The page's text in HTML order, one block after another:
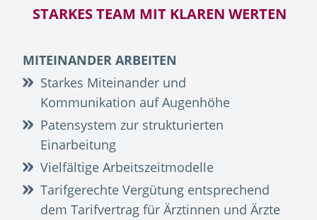
STARKES TEAM MIT KLAREN WERTEN
MITEINANDER ARBEITEN
Starkes Miteinander und
Kommunikation auf Augenhöhe
Patensystem zur strukturierten
Einarbeitung
Vielfältige Arbeitszeitmodelle
Tarifgerechte Vergütung entsprechend
dem Tarifvertrag für Ärztinnen und Ärzte